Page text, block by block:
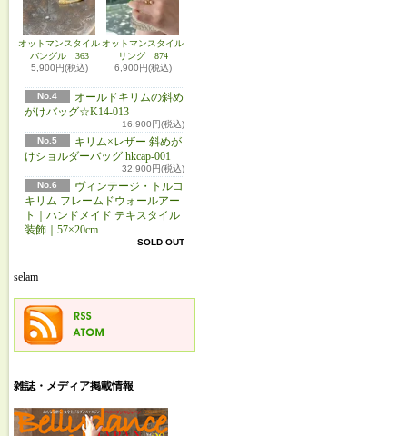
オットマンスタイル
バングル 363
5,900円(税込)
オットマンスタイル
リング 874
6,900円(税込)
No.4
オールドキリムの斜め
がけバッグ☆K14-013
16,900円(税込)
No.5
キリム×レザー 斜めが
けショルダーバッグ hkcap-001
32,900円(税込)
No.6
ヴィンテージ・トルコ
キリム フレームドウォールアー
ト｜ハンドメイド テキスタイル
装飾｜57×20cm
SOLD OUT
selam
雑誌・メディア掲載情報